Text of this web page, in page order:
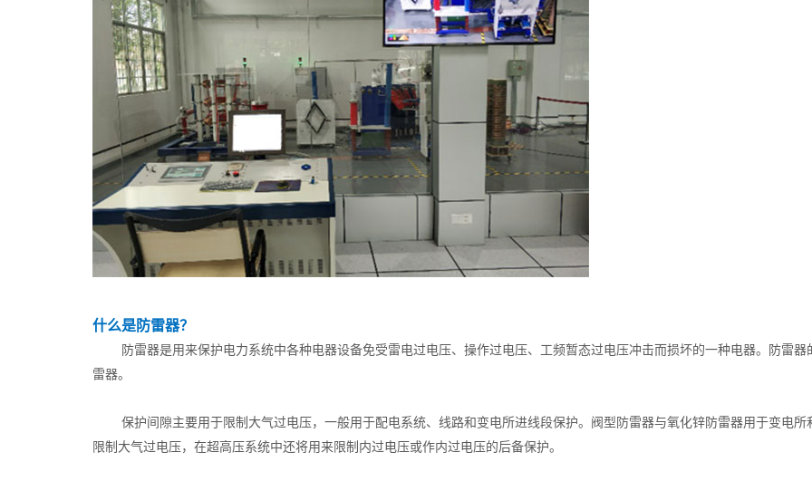
什么是防雷器？
防雷器是用来保护电力系统中各种电器设备免受雷电过电压、操作过电压、工频暂态过电压冲击而损坏的一种电器。防雷
雷器。
保护间隙主要用于限制大气过电压，一般用于配电系统、线路和变电所进线段保护。阀型防雷器与氧化锌防雷器用于变电
限制大气过电压，在超高压系统中还将用来限制内过电压或作内过电压的后备保护。